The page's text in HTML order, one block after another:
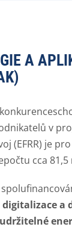
A
v
(EFRR) je
cca 81,5
a